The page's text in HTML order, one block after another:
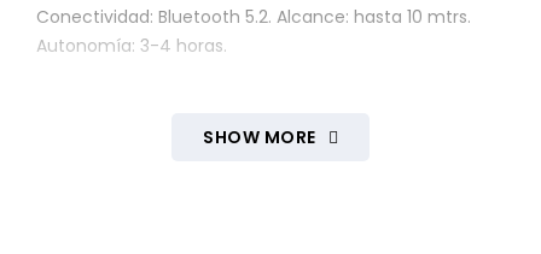
Conectividad: Bluetooth 5.2. Alcance: hasta 10 mtrs.
Autonomía: 3-4 horas.
SHOW MORE